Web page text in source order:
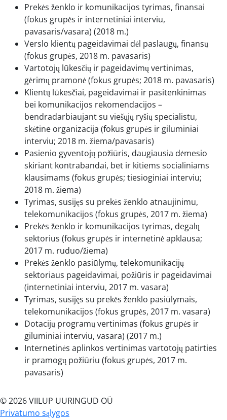
Prekės ženklo ir komunikacijos tyrimas, finansai
(fokus grupės ir internetiniai interviu,
pavasaris/vasara) (2018 m.)
Verslo klientų pageidavimai dėl paslaugų, finansų
(fokus grupės, 2018 m. pavasaris)
Vartotojų lūkesčių ir pageidavimų vertinimas,
gėrimų pramonė (fokus grupės; 2018 m. pavasaris)
Klientų lūkesčiai, pageidavimai ir pasitenkinimas
bei komunikacijos rekomendacijos –
bendradarbiaujant su viešųjų ryšių specialistu,
skėtine organizacija (fokus grupės ir giluminiai
interviu; 2018 m. žiema/pavasaris)
Pasienio gyventojų požiūris, daugiausia dėmesio
skiriant kontrabandai, bet ir kitiems socialiniams
klausimams (fokus grupės; tiesioginiai interviu;
2018 m. žiema)
Tyrimas, susijęs su prekės ženklo atnaujinimu,
telekomunikacijos (fokus grupės, 2017 m. žiema)
Prekės ženklo ir komunikacijos tyrimas, degalų
sektorius (fokus grupės ir internetinė apklausa;
2017 m. ruduo/žiema)
Prekės ženklo pasiūlymų, telekomunikacijų
sektoriaus pageidavimai, požiūris ir pageidavimai
(internetiniai interviu, 2017 m. vasara)
Tyrimas, susijęs su prekės ženklo pasiūlymais,
telekomunikacijos (fokus grupės, 2017 m. vasara)
Dotacijų programų vertinimas (fokus grupės ir
giluminiai interviu, vasara) (2017 m.)
Internetinės aplinkos vertinimas vartotojų patirties
ir pramogų požiūriu (fokus grupės, 2017 m.
pavasaris)
© 2026 VIILUP UURINGUD OÜ
Privatumo sąlygos